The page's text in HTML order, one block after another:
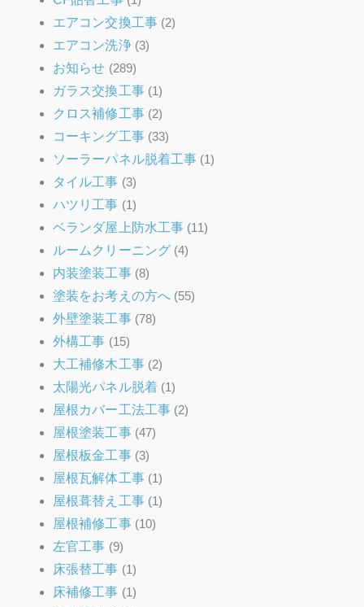
エアコン交換工事(2)
エアコン洗浄(3)
お知らせ (289)
ガラス交換工事(1)
クロス補修工事(2)
コーキング工事(33)
ソーラーパネル脱着工事 (1)
タイル工事 (3)
ハツリ工事 (1)
ベランダ屋上防水工事 (11)
ルームクリーニング(4)
内装塗装工事(8)
塗装をお考えの方へ(55)
外壁塗装工事(78)
外構工事 (15)
大工補修木工事(2)
太陽光パネル脱着(1)
屋根カバー工法工事(2)
屋根塗装工事(47)
屋根板金工事(3)
屋根瓦解体工事(1)
屋根葺替え工事(1)
屋根補修工事(10)
左官工事 (9)
床張替工事 (1)
床補修工事 (1)